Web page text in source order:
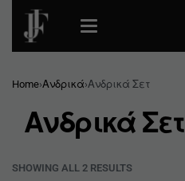
Home›Ανδρικά›Ανδρικά Σετ
Ανδρικά Σετ
SHOWING ALL 2 RESULTS